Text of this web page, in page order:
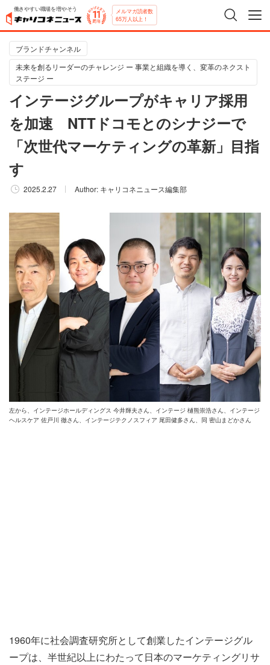
働きやすい職場を増やそう メルマガ読者数
65万人以上！
ブランドチャンネル
未来を創るリーダーのチャレンジ ー 事業と組織を導く、変革のネクスト
ステージ ー
インテージグループがキャリア採用
を加速 NTTドコモとのシナジーで
「次世代マーケティングの革新」目指
す
2025.2.27 Author: キャリコネニュース編集部
左から、インテージホールディングス 今井輝夫さん、インテージ 樋熊崇浩さん、インテージ
ヘルスケア 佐戸川 徹さん、インテージテクノスフィア 尾田健多さん、同 密山まどかさん
1960年に社会調査研究所として創業したインテージグル
ープは、半世紀以上にわたって日本のマーケティングリサ